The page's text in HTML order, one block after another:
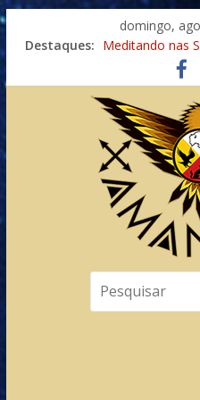
domingo,
Destaques: Meditando nas
Autosuficiência:
Xamanismo
Totens –
Imaginação na